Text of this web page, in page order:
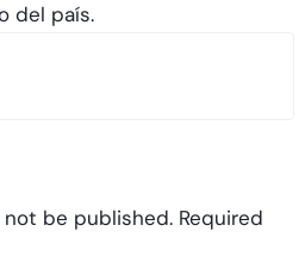
del país.
not be published. Required